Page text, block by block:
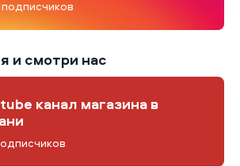
подписчиков
и смотри нас
канал магазина в